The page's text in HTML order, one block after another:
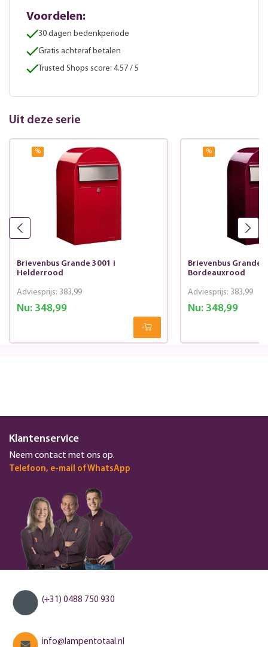
Voordelen:
30 dagen bedenkperiode
Gratis achteraf betalen
Trusted Shops score: 4.57 / 5
Uit deze serie
%
Brievenbus Grande 3001 i
Helderrood
Nu:348,99
Adviesprijs: 383,99
%
Brievenbus Grande
Bordeauxrood
Nu:348,99
Adviesprijs: 383,99
Klantenservice
Neem contact met ons op.
Telefoon, e-mail of WhatsApp
(+31) 0488 750 930
info@lampentotaal.nl